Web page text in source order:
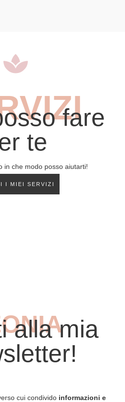
fare
te
in che modo posso aiutarti!
I MIEI SERVIZI
alla mia
cui condivido informazioni e